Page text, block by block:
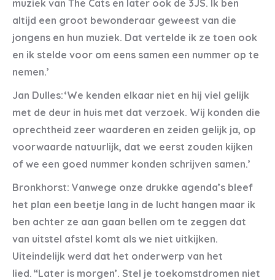
muziek van The Cats en later ook de 3JS. Ik ben
altijd een groot bewonderaar geweest van die
jongens en hun muziek. Dat vertelde ik ze toen ook
en ik stelde voor om eens samen een nummer op te
nemen.’
Jan Dulles: ‘We kenden elkaar niet en hij viel gelijk
met de deur in huis met dat verzoek. Wij konden die
oprechtheid zeer waarderen en zeiden gelijk ja, op
voorwaarde natuurlijk, dat we eerst zouden kijken
of we een goed nummer konden schrijven samen.’
Bronkhorst: Vanwege onze drukke agenda’s bleef
het plan een beetje lang in de lucht hangen maar ik
ben achter ze aan gaan bellen om te zeggen dat
van uitstel afstel komt als we niet uitkijken.
Uiteindelijk werd dat het onderwerp van het
lied. “Later is morgen’. Stel je toekomstdromen niet